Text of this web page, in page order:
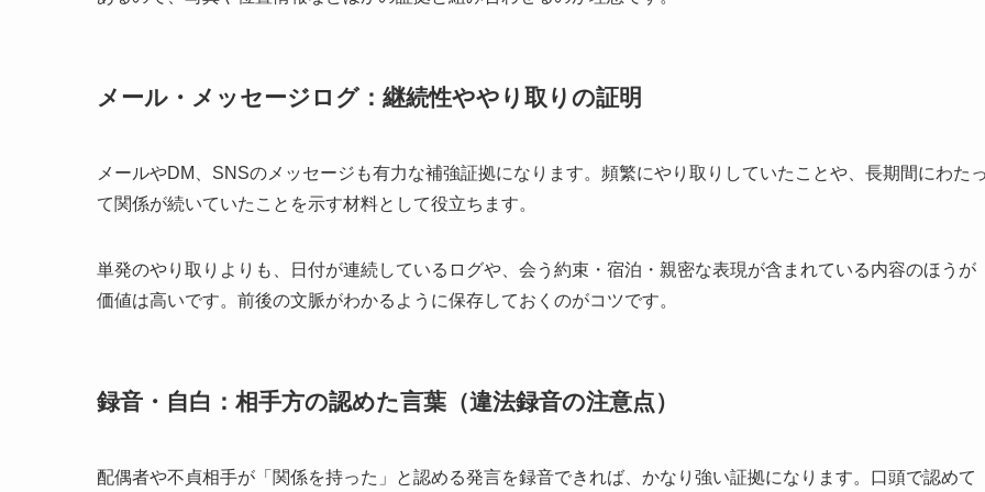
メール・メッセージログ：継続性ややり取りの証明
メールやDM、SNSのメッセージも有力な補強証拠になります。頻繁にやり取りしていたことや、長期間にわた
て関係が続いていたことを示す材料として役立ちます。
単発のやり取りよりも、日付が連続しているログや、会う約束・宿泊・親密な表現が含まれている内容のほうが
価値は高いです。前後の文脈がわかるように保存しておくのがコツです。
録音・自白：相手方の認めた言葉（違法録音の注意点）
配偶者や不貞相手が「関係を持った」と認める発言を録音できれば、かなり強い証拠になります。口頭で認めて